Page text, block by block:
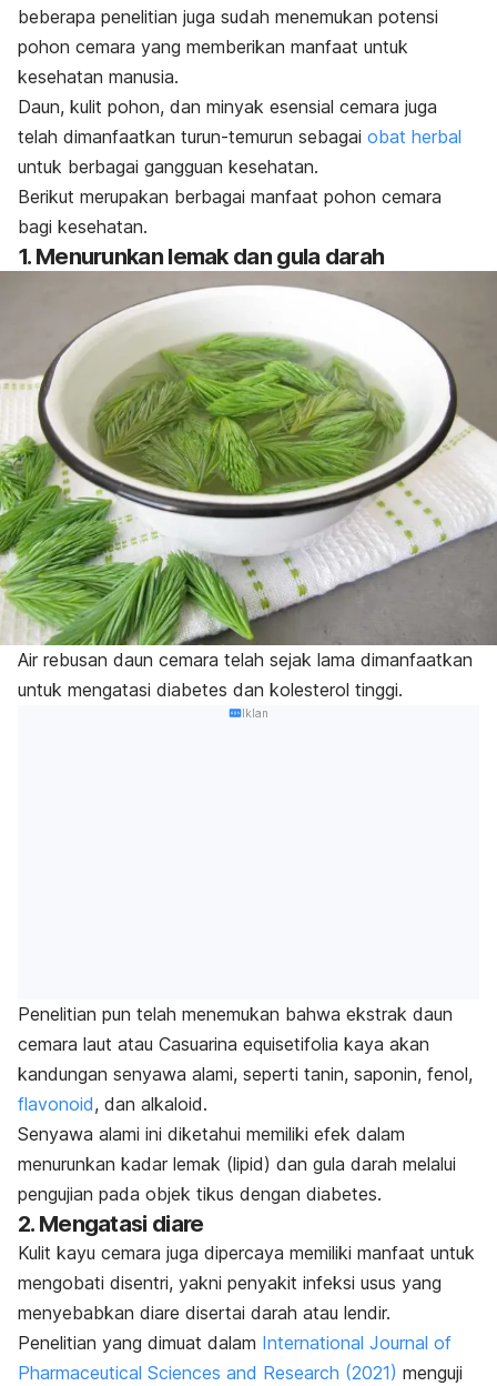
beberapa penelitian juga sudah menemukan potensi
pohon cemara yang memberikan manfaat untuk
kesehatan manusia.
Daun, kulit pohon, dan minyak esensial cemara juga
telah dimanfaatkan turun-temurun sebagai obat herbal
untuk berbagai gangguan kesehatan.
Berikut merupakan berbagai manfaat pohon cemara
bagi kesehatan.
1. Menurunkan lemak dan gula darah
Air rebusan daun cemara telah sejak lama dimanfaatkan
untuk mengatasi diabetes dan kolesterol tinggi.
Iklan
Penelitian pun telah menemukan bahwa ekstrak daun
cemara laut atau Casuarina equisetifolia kaya akan
kandungan senyawa alami, seperti tanin, saponin, fenol,
flavonoid, dan alkaloid.
Senyawa alami ini diketahui memiliki efek dalam
menurunkan kadar lemak (lipid) dan gula darah melalui
pengujian pada objek tikus dengan diabetes.
2. Mengatasi diare
Kulit kayu cemara juga dipercaya memiliki manfaat untuk
mengobati disentri, yakni penyakit infeksi usus yang
menyebabkan diare disertai darah atau lendir.
Penelitian yang dimuat dalam International Journal of
Pharmaceutical Sciences and Research (2021) menguji